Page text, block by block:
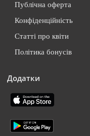
Публічна оферта
Конфіденційність
Статті про квіти
Політика бонусів
Додатки